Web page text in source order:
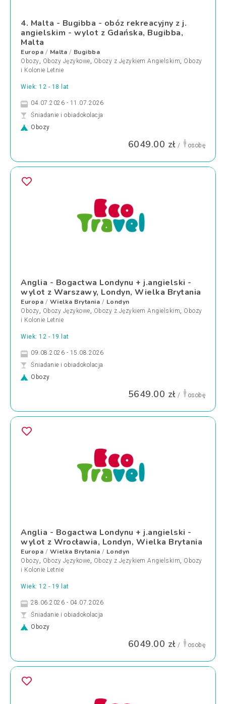
4. Malta - Bugibba - obóz rekreacyjny z j.
angielskim - wylot z Gdańska, Bugibba,
Malta
Europa / Malta / Bugibba
Obozy, Obozy Językowe, Obozy z Językiem Angielskim, Obozy
i Kolonie Letnie
Wiek: 12 - 18 lat
04.07.2026 - 11.07.2026
Śniadanie i obiadokolacja
Obozy
6049.00 zł / osobę
Anglia - Bogactwa Londynu + j.angielski -
wylot z Warszawy, Londyn, Wielka Brytania
Europa / Wielka Brytania / Londyn
Obozy, Obozy Językowe, Obozy z Językiem Angielskim, Obozy
i Kolonie Letnie
Wiek: 12 - 19 lat
09.08.2026 - 15.08.2026
Śniadanie i obiadokolacja
Obozy
5649.00 zł / osobę
Anglia - Bogactwa Londynu + j.angielski -
wylot z Wrocławia, Londyn, Wielka Brytania
Europa / Wielka Brytania / Londyn
Obozy, Obozy Językowe, Obozy z Językiem Angielskim, Obozy
i Kolonie Letnie
Wiek: 12 - 19 lat
28.06.2026 - 04.07.2026
Śniadanie i obiadokolacja
Obozy
6049.00 zł / osobę